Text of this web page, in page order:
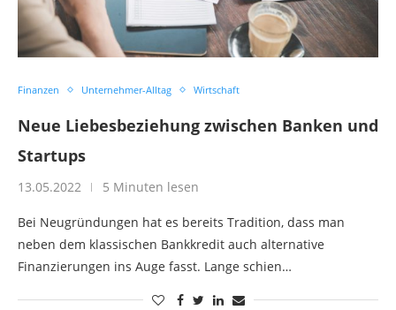
Finanzen Unternehmer-Alltag Wirtschaft
Neue Liebesbeziehung zwischen Banken und
Startups
13.05.2022 5 Minuten lesen
Bei Neugründungen hat es bereits Tradition, dass man
neben dem klassischen Bankkredit auch alternative
Finanzierungen ins Auge fasst. Lange schien…